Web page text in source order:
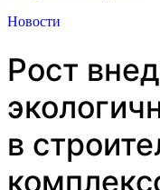
Новости
Рост
в